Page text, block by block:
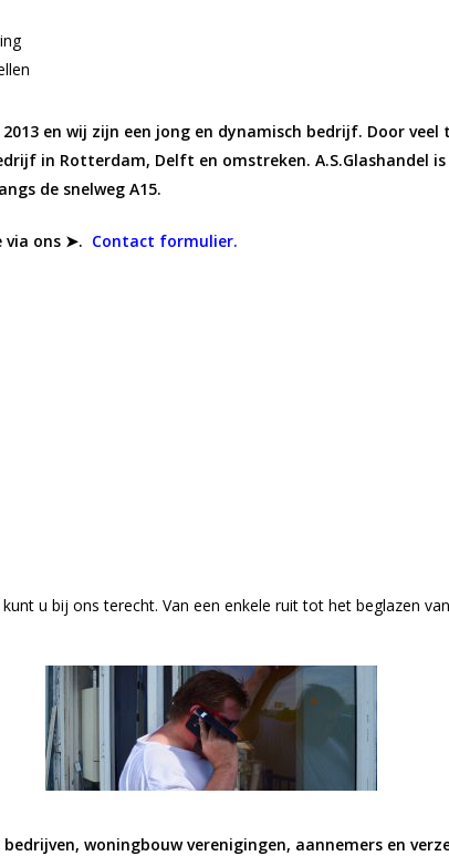
en wij zijn een jong en dynamisch bedrijf. Door
in Rotterdam, Delft en omstreken. A.S.Glashandel
de snelweg A15.
via ons ➤. Contact formulier.
u bij ons terecht. Van een enkele ruit tot het beglazen
woningbouw verenigingen, aannemers en